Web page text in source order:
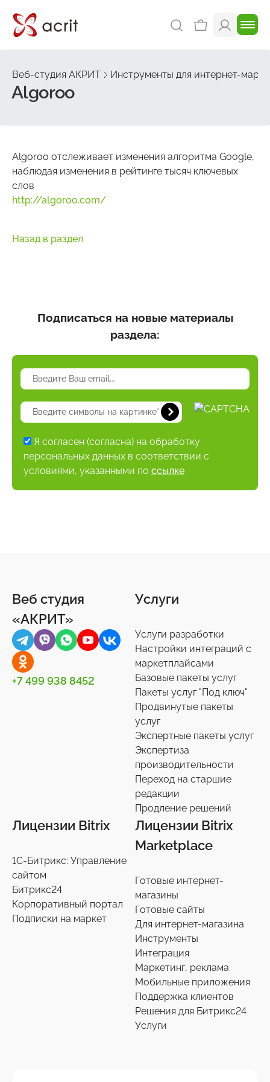
Веб-студия АКРИТ Инструменты для интернет-
Algoroo
Algoroo отслеживает изменения алгоритма Google,
наблюдая изменения в рейтинге тысяч ключевых
слов
http://algoroo.com/
Назад в раздел
Подписаться на новые материалы
раздела:
Я согласен (согласна) на обработку
персональных данных в соответствии с
условиями, указанными по ссылке
Веб студия
«АКРИТ»
+7 499 938 8452
Услуги
Услуги разработки
Настройки интеграций с
маркетплайсами
Базовые пакеты услуг
Пакеты услуг "Под ключ"
Продвинутые пакеты
услуг
Экспертные пакеты услуг
Экспертиза
производительности
Переход на старшие
редакции
Продление решений
Лицензии Bitrix
1С-Битрикс: Управление
сайтом
Битрикс24
Корпоративный портал
Подписки на маркет
Лицензии Bitrix
Marketplace
Готовые интернет-
магазины
Готовые сайты
Для интернет-магазина
Инструменты
Интеграция
Маркетинг, реклама
Мобильные приложения
Поддержка клиентов
Решения для Битрикс24
Услуги